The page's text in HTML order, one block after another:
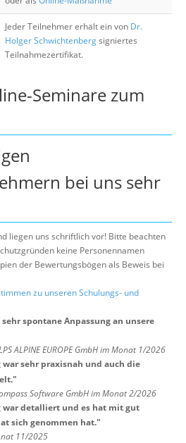
Jeder Teilnehmer erhält ein von Dr.
Holger Schwichtenbergsigniertes
Teilnahmezertifikat.
Seminare zum
bei uns sehr
liegen uns schriftlich vor! Bitte beachten
keine Personennamen
der Bewertungsbögen als Beweis bei
zu unseren Schulungs- und
spontane Anpassung an unsere
ALPINE EUROPE GmbH im Monat 1/2026
war sehr praxisnah und auch die
"
Software GmbH im Monat 2/2026
war detalliert und es hat mit gut
sich genommen hat."
11/2025